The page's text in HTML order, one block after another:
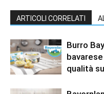
ARTICOLI CORRELATI
Burro
qualità